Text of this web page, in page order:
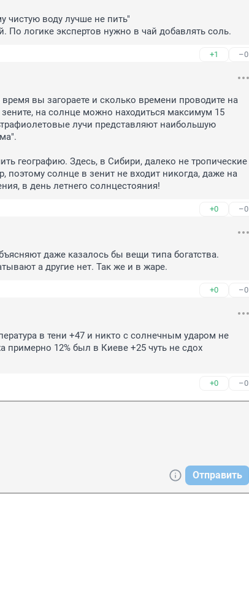
чистую воду лучше не пить"
По логике экспертов нужно в чай добавлять соль.
+1 –0
вы загораете и сколько времени проводите на
на солнце можно находиться максимум 15
лучи представляют наибольшую
географию. Здесь, в Сибири, далеко не тропические
поэтому солнце в зенит не входит никогда, даже на
в день летнего солнцестояния!
+0 –0
даже казалось бы вещи типа богатства.
а другие нет. Так же и в жаре.
+0 –0
в тени +47 и никто с солнечным ударом не
примерно 12% был в Киеве +25 чуть не сдох
+0 –0
Отправить